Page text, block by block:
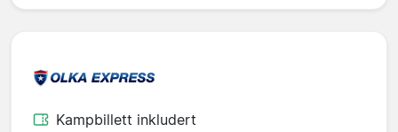
Kampbillett inkludert